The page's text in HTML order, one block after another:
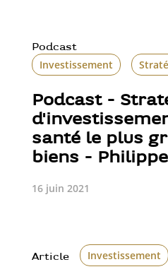
Podcast
Investissement
Podcast -
santé le plus
biens -
16 juin 2021
Article Investissement